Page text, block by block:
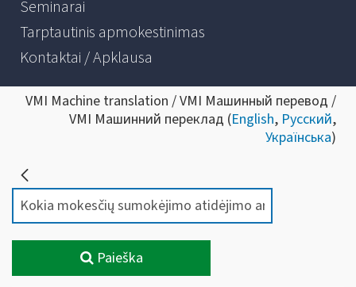
Seminarai
Tarptautinis apmokestinimas
Kontaktai / Apklausa
VMI Machine translation / VMI Машинный перевод /
VMI Машинний переклад (English, Русский,
Українська)
Paieška